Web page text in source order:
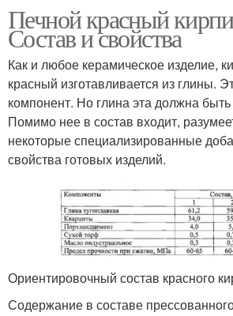
Печной красный
Состав и свойства
Как и любое керамическое изделие,
красный изготавливается из глины.
компонент. Но глина эта должна
Помимо нее в состав входит,
некоторые специализированные
свойства готовых изделий.
Ориентировочный состав красного
Содержание в составе